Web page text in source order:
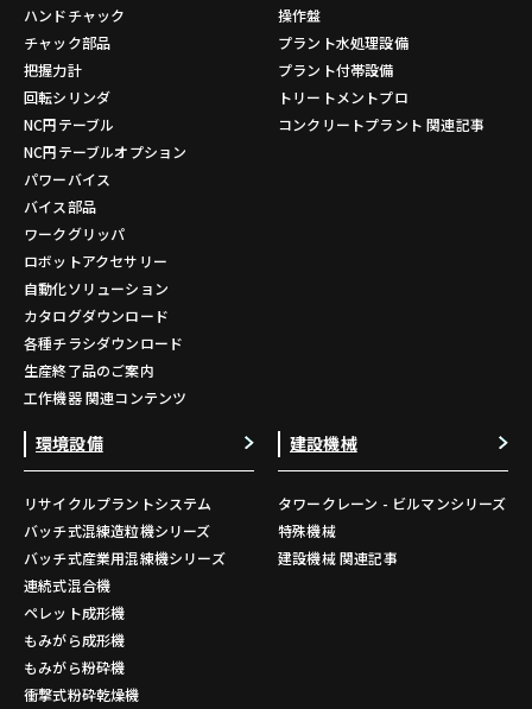
ハンドチャック
チャック部品
把握力計
回転シリンダ
NC円テーブル
NC円テーブルオプション
パワーバイス
バイス部品
ワークグリッパ
ロボットアクセサリー
自動化ソリューション
カタログダウンロード
各種チラシダウンロード
生産終了品のご案内
工作機器 関連コンテンツ
操作盤
プラント水処理設備
プラント付帯設備
トリートメントプロ
コンクリートプラント 関連記事
環境設備
リサイクルプラントシステム
バッチ式混練造粒機シリーズ
バッチ式産業用混練機シリーズ
連続式混合機
ペレット成形機
もみがら成形機
もみがら粉砕機
衝撃式粉砕乾燥機
建設機械
タワークレーン - ビルマンシリーズ
特殊機械
建設機械 関連記事